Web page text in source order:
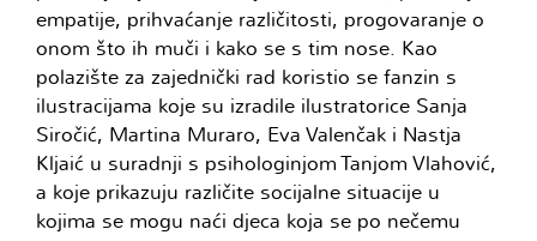
empatije, prihvaćanje različitosti, progovaranje o
onom što ih muči i kako se s tim nose. Kao
polazište za zajednički rad koristio se fanzin s
ilustracijama koje su izradile ilustratorice Sanja
Siročić, Martina Muraro, Eva Valenčak i Nastja
Kljaić u suradnji s psihologinjom Tanjom Vlahović,
a koje prikazuju različite socijalne situacije u
kojima se mogu naći djeca koja se po nečemu